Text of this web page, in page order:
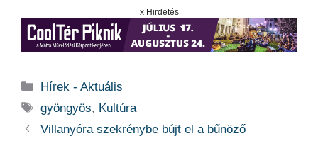
x Hirdetés
Kategória
Hírek - Aktuális
Címkék
gyöngyös, Kultúra
Villanyóra szekrénybe bújt el a bűnöző